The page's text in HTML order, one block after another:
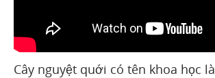
Cây nguyệt quới có tên khoa học là